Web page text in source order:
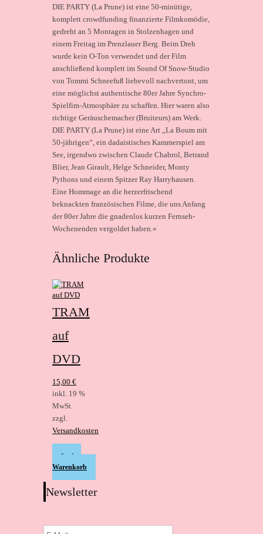
DIE PARTY (La Prune) ist eine 50-minütige,
komplett crowdfunding finanzierte Filmkomödie,
gedreht an 5 Montagen in Stolzenhagen und
einem Freitag im Prenzlauer Berg. Beim Dreh
wurde kein O-Ton verwendet und der Film
anschließend komplett im Sound Of Snow-Studio
von Tommi Schneefuß liebevoll nachvertont, um
eine möglichst authentische 80er Jahre Synchro-
Spielfim-Atmosphäre zu schaffen. Hier waren also
richtige Geräuschemacher (Bruiteurs) am Werk.
DIE PARTY (La Prune) ist eine Art „La Boum mit
50-jährigen“, ein dadaistisches Kammerspiel am
See, irgendwo zwischen Claude Chabrol, Betrand
Blier, Jean Girault, Helge Schneider, Monty
Pythons und einem Spitzer Ray Harryhausen.
Eine Hommage an die herzerfrischend
beknackten französischen Filme, die uns Anfang
der 80er Jahre die gnadenlos kurzen Fernseh-
Wochenenden vergoldet haben.«
Ähnliche Produkte
TRAM
auf
DVD
15,00 €
inkl. 19 %
MwSt.
zzgl.
Versandkosten
In den
Warenkorb
Newsletter